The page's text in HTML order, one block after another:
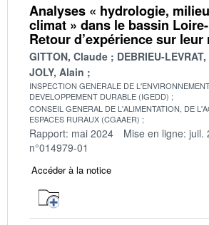
Analyses « hydrologie,
climat » dans le bassin
Retour d’expérience sur
GITTON, Claude
DEBRIEU-
JOLY, Alain
INSPECTION GENERALE DE
DEVELOPPEMENT DURABLE (IGEDD)
CONSEIL GENERAL DE L'ALIMENTATION, DE
ESPACES RURAUX (CGAAER)
Rapport: mai 2024 Mise en ligne: juil.
n°014979-01
Accéder à la notice